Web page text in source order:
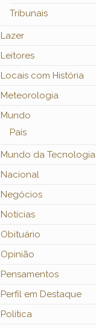
Tribunais
Lazer
Leitores
Locais com História
Meteorologia
Mundo
País
Mundo da Tecnologia
Nacional
Negócios
Notícias
Obituário
Opinião
Pensamentos
Perfil em Destaque
Política